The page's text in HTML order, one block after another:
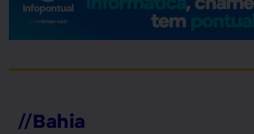
//Bahia